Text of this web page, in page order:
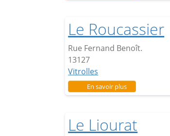
Le Roucassier
Rue Fernand Benoît.
13127
Vitrolles
En savoir plussur Le
Le Liourat